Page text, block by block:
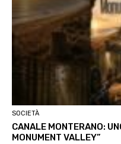
SOCIETÀ
CANALE MONTERANO:
MONUMENT VALLEY”